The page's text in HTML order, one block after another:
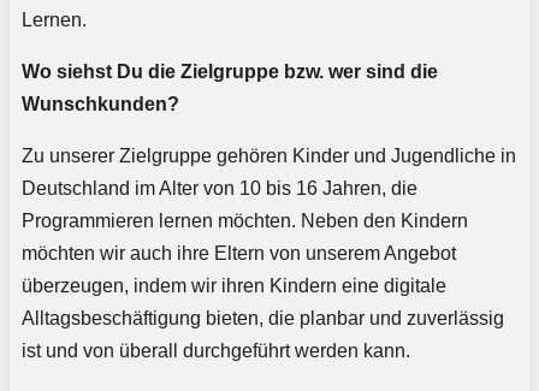
Lernen.
Wo siehst Du die Zielgruppe bzw. wer sind die
Wunschkunden?
Zu unserer Zielgruppe gehören Kinder und Jugendliche in
Deutschland im Alter von 10 bis 16 Jahren, die
Programmieren lernen möchten. Neben den Kindern
möchten wir auch ihre Eltern von unserem Angebot
überzeugen, indem wir ihren Kindern eine digitale
Alltagsbeschäftigung bieten, die planbar und zuverlässig
ist und von überall durchgeführt werden kann.